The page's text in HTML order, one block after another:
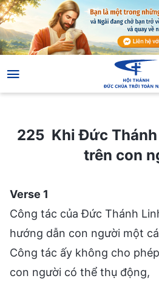
225 Khi Đức Thánh Linh làm việc
225 Khi Đức
trên con
Verse 1
Công tác của Đức Thánh
hướng dẫn con người một
Công tác ấy không cho phép
con người có thể thụ động,